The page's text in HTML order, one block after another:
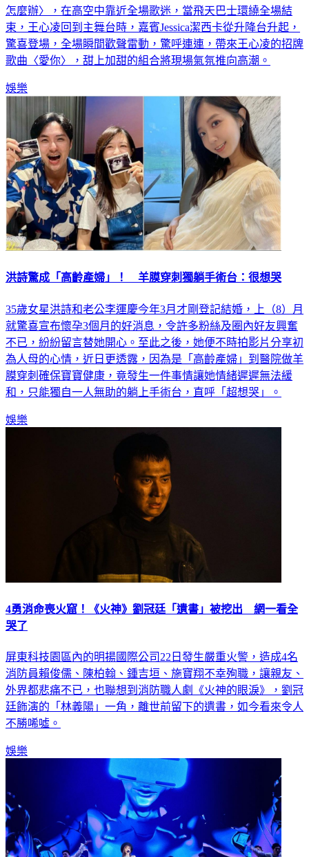
怎麼辦〉，在高空中靠近全場歌迷，當飛天巴士環繞全場結
束，王心凌回到主舞台時，嘉賓Jessica潔西卡從升降台升起，
驚喜登場，全場瞬間歡聲雷動，驚呼連連，帶來王心凌的招牌
歌曲〈愛你〉，甜上加甜的組合將現場氣氛推向高潮。
娛樂
洪詩驚成「高齡產婦」！ 羊膜穿刺獨躺手術台：很想哭
35歲女星洪詩和老公李運慶今年3月才剛登記結婚，上（8）月
就驚喜宣布懷孕3個月的好消息，令許多粉絲及圈內好友興奮
不已，紛紛留言替她開心。至此之後，她便不時拍影片分享初
為人母的心情，近日更透露，因為是「高齡產婦」到醫院做羊
膜穿刺確保寶寶健康，竟發生一件事情讓她情緒遲遲無法緩
和，只能獨自一人無助的躺上手術台，直呼「超想哭」。
娛樂
4勇消命喪火窟！《火神》劉冠廷「遺書」被挖出 網一看全
哭了
屏東科技園區內的明揚國際公司22日發生嚴重火警，造成4名
消防員賴俊儒、陳柏翰、鍾吉垣、施寶翔不幸殉職，讓親友、
外界都悲痛不已，也聯想到消防職人劇《火神的眼淚》，劉冠
廷飾演的「林義陽」一角，離世前留下的遺書，如今看來令人
不勝唏噓。
娛樂